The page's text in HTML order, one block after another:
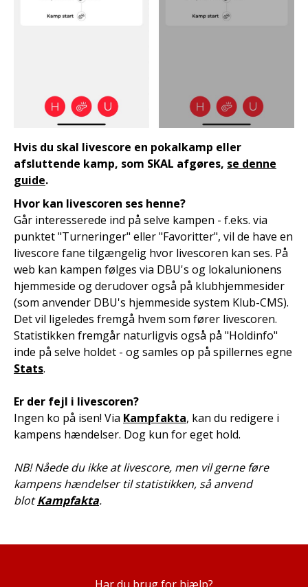
Hvis du skal livescore en pokalkamp eller
afsluttende kamp, som SKAL afgøres, se denne
guide.
Hvor kan livescoren ses henne?
Går interesserede ind på selve kampen - f.eks. via
punktet "Turneringer" eller "Favoritter", vil de have en
livescore fane tilgængelig hvor livescoren kan ses. På
web kan kampen følges via DBU's og lokalunionens
hjemmeside og derudover også på klubhjemmesider
(som anvender DBU's hjemmeside system Klub-CMS).
Det vil ligeledes fremgå hvem som fører livescoren.
Statistikken fremgår naturligvis også på "Holdinfo"
inde på selve holdet - og samles op på spillernes egne
Stats.
Er der fejl i livescoren?
Ingen ko på isen! Via Kampfakta, kan du redigere i
kampens hændelser. Dog kun for eget hold.
NB! Nåede du ikke at livescore, men vil gerne føre
kampens hændelser til statistikken, så anvend
blot Kampfakta.